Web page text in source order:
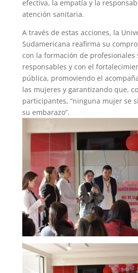
efectiva, la empatía y la
atención sanitaria.
A través de estas acciones, la
Sudamericana reafirma su
con la formación de profesionales
responsables y con el
pública, promoviendo el
las mujeres y garantizando que,
participantes, “ninguna mujer se
su embarazo”.